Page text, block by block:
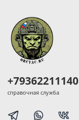
+79362211140
справочная служба